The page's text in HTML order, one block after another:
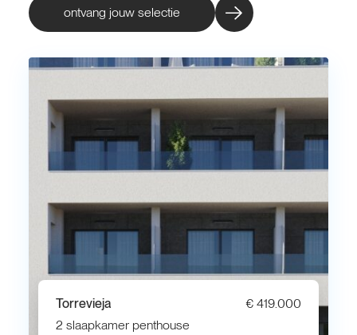
ontvang jouw selectie
Torrevieja
€ 419.000
2 slaapkamer penthouse